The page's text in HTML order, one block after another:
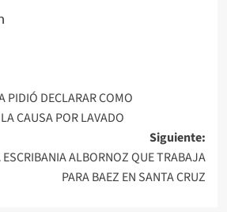
PIDIÓ DECLARAR COMO
CAUSA POR LAVADO
Siguiente:
ALBORNOZ QUE TRABAJA
PARA BAEZ EN SANTA CRUZ